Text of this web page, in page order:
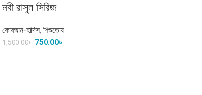
নবী রাসুল সিরিজ
কোরআন-হাদিস,শিশুতোষ
1,500.00৳ 750.00৳